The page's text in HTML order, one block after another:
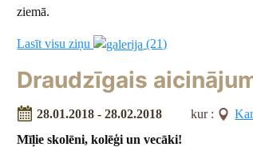
ziemā.
Lasīt visu ziņu (21)
Draudzīgais
28.01.2018 - 28.02.2018 kur :
Mīļie skolēni, kolēģi un vecāki!